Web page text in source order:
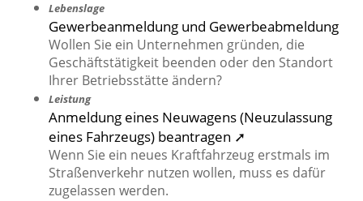
Lebenslage
Gewerbeanmeldung und Gewerbeabmeldung
Wollen Sie ein Unternehmen gründen, die
Geschäftstätigkeit beenden oder den Standort
Ihrer Betriebsstätte ändern?
Leistung
Anmeldung eines Neuwagens (Neuzulassung
eines Fahrzeugs) beantragen ➚
Wenn Sie ein neues Kraftfahrzeug erstmals im
Straßenverkehr nutzen wollen, muss es dafür
zugelassen werden.